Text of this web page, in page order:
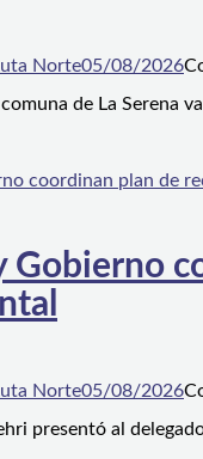
Norte05/08/2026
comuna de La Serena
Gobierno
Norte05/08/2026
presentó al